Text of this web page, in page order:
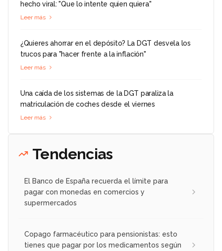
hecho viral: "Que lo intente quien quiera"
Leer más
¿Quieres ahorrar en el depósito? La DGT desvela los
trucos para "hacer frente a la inflación"
Leer más
Una caída de los sistemas de la DGT paraliza la
matriculación de coches desde el viernes
Leer más
Tendencias
El Banco de España recuerda el límite para
pagar con monedas en comercios y
supermercados
Copago farmacéutico para pensionistas: esto
tienes que pagar por los medicamentos según